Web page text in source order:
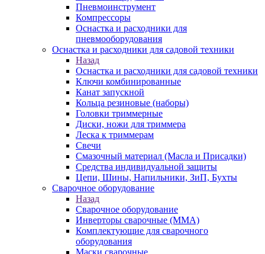
Пневмоинструмент
Компрессоры
Оснастка и расходники для
пневмооборудования
Оснастка и расходники для садовой техники
Назад
Оснастка и расходники для садовой техники
Ключи комбинированные
Канат запускной
Кольца резиновые (наборы)
Головки триммерные
Диски, ножи для триммера
Леска к триммерам
Свечи
Смазочный материал (Масла и Присадки)
Средства индивидуальной защиты
Цепи, Шины, Напильники, ЗиП, Бухты
Сварочное оборудование
Назад
Сварочное оборудование
Инверторы сварочные (ММА)
Комплектующие для сварочного
оборудования
Маски сварочные